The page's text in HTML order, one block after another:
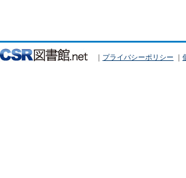
｜ プライバシーポリシー ｜